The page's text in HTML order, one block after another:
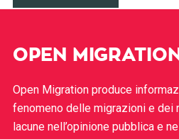
OPEN MIGRATION
Open Migration produce
fenomeno delle migrazioni e dei
lacune nell’opinione pubblica e